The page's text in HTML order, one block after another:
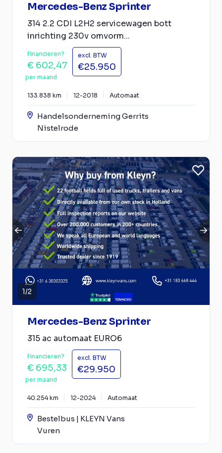
Mercedes-Benz Sprinter
314 2.2 CDI L2H2 servicewagen bott
inrichting 230v omvorm...
Financieren?
€ 602,47
per maand
excl. BTW
€25.950
133.838 km 12-2018 Automaat
Handelsonderneming Gerrits
Nistelrode
1/2
Mercedes-Benz Sprinter
315 ac automaat EURO6
Financieren?
€ 695,33
per maand
excl. BTW
€29.950
40.254 km 12-2024 Automaat
Bestelbus | KLEYN Vans
Vuren